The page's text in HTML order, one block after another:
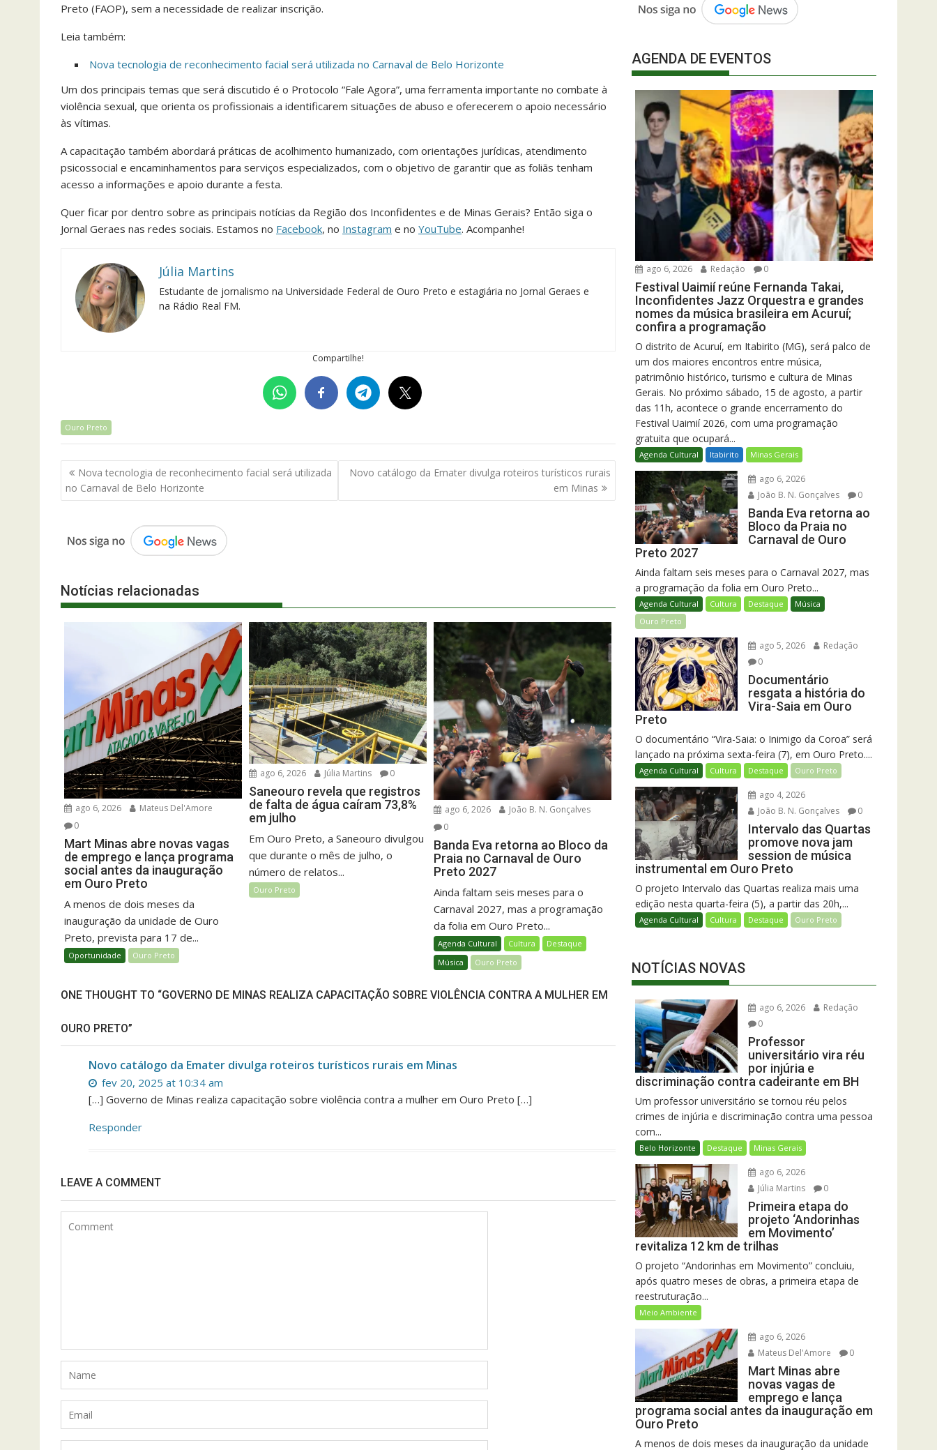
Preto (FAOP), sem a necessidade de realizar inscrição.
Leia também:
Nova tecnologia de reconhecimento facial será utilizada no Carnaval de Belo Horizonte
Um dos principais temas que será discutido é o Protocolo “Fale Agora”, uma ferramenta importante no combate à
violência sexual, que orienta os profissionais a identificarem situações de abuso e oferecerem o apoio necessário
às vítimas.
A capacitação também abordará práticas de acolhimento humanizado, com orientações jurídicas, atendimento
psicossocial e encaminhamentos para serviços especializados, com o objetivo de garantir que as foliãs tenham
acesso a informações e apoio durante a festa.
Quer ficar por dentro sobre as principais notícias da Região dos Inconfidentes e de Minas Gerais? Então siga o
Jornal Geraes nas redes sociais. Estamos no Facebook, no Instagram e no YouTube. Acompanhe!
Júlia Martins
Estudante de jornalismo na Universidade Federal de Ouro Preto e estagiária no Jornal Geraes e
na Rádio Real FM.
Compartilhe!
Ouro Preto
Navegação
de
Post
Nova tecnologia de reconhecimento facial será utilizada
no Carnaval de Belo Horizonte
Novo catálogo da Emater divulga roteiros turísticos rurais
em Minas
Notícias relacionadas
ago 6, 2026
Mateus Del'Amore
0
Mart Minas abre novas vagas
de emprego e lança programa
social antes da inauguração
em Ouro Preto
A menos de dois meses da
inauguração da unidade de Ouro
Preto, prevista para 17 de...
Oportunidade Ouro Preto
ago 6, 2026 Júlia Martins 0
Saneouro revela que registros
de falta de água caíram 73,8%
em julho
Em Ouro Preto, a Saneouro divulgou
que durante o mês de julho, o
número de relatos...
Ouro Preto
ago 6, 2026
João B. N. Gonçalves
0
Banda Eva retorna ao Bloco da
Praia no Carnaval de Ouro
Preto 2027
Ainda faltam seis meses para o
Carnaval 2027, mas a programação
da folia em Ouro Preto...
Agenda Cultural Cultura
Destaque
Música
Ouro Preto
ONE THOUGHT TO “GOVERNO DE MINAS REALIZA CAPACITAÇÃO SOBRE VIOLÊNCIA CONTRA A MULHER EM
OURO PRETO”
Novo catálogo da Emater divulga roteiros turísticos rurais em Minas
fev 20, 2025 at 10:34 am
[…] Governo de Minas realiza capacitação sobre violência contra a mulher em Ouro Preto […]
Responder
LEAVE A COMMENT
AGENDA DE EVENTOS
ago 6, 2026 Redação 0
Festival Uaimií reúne Fernanda Takai,
Inconfidentes Jazz Orquestra e grandes
nomes da música brasileira em Acuruí;
confira a programação
O distrito de Acuruí, em Itabirito (MG), será palco de
um dos maiores encontros entre música,
patrimônio histórico, turismo e cultura de Minas
Gerais. No próximo sábado, 15 de agosto, a partir
das 11h, acontece o grande encerramento do
Festival Uaimií 2026, com uma programação
gratuita que ocupará...
Agenda Cultural Itabirito Minas Gerais
ago 6, 2026
João B. N. Gonçalves
0
Banda Eva retorna ao
Bloco da Praia no
Carnaval de Ouro
Preto 2027
Ainda faltam seis meses para o Carnaval 2027, mas
a programação da folia em Ouro Preto...
Agenda Cultural Cultura Destaque
Música
Ouro Preto
ago 5, 2026
Redação
0
Documentário
resgata a história do
Vira-Saia em Ouro
Preto
O documentário “Vira-Saia: o Inimigo da Coroa” será
lançado na próxima sexta-feira (7), em Ouro Preto....
Agenda Cultural Cultura Destaque Ouro Preto
ago 4, 2026
João B. N. Gonçalves
0
Intervalo das Quartas
promove nova jam
session de música
instrumental em Ouro Preto
O projeto Intervalo das Quartas realiza mais uma
edição nesta quarta-feira (5), a partir das 20h,...
Agenda Cultural Cultura Destaque Ouro Preto
NOTÍCIAS NOVAS
ago 6, 2026
Redação
0
Professor
universitário vira réu
por injúria e
discriminação contra cadeirante em BH
Um professor universitário se tornou réu pelos
crimes de injúria e discriminação contra uma pessoa
com...
Belo Horizonte Destaque Minas Gerais
ago 6, 2026
Júlia Martins
0
Primeira etapa do
projeto ‘Andorinhas
em Movimento’
revitaliza 12 km de trilhas
O projeto “Andorinhas em Movimento” concluiu,
após quatro meses de obras, a primeira etapa de
reestruturação...
Meio Ambiente
ago 6, 2026
Mateus Del'Amore
0
Mart Minas abre
novas vagas de
emprego e lança
programa social antes da inauguração em
Ouro Preto
A menos de dois meses da inauguração da unidade